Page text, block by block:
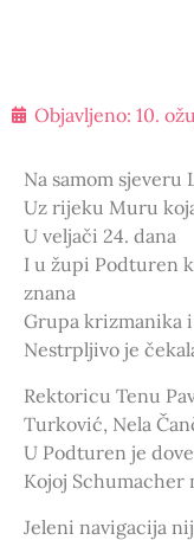
Objavljeno: 10.
Na samom sjeveru
Uz rijeku Muru
U veljači 24. dana
I u župi Podturen
znana
Grupa krizmanika
Nestrpljivo je
Rektoricu Tenu
Turković, Nela
U Podturen je
Kojoj Schumacher
Jeleni navigacija